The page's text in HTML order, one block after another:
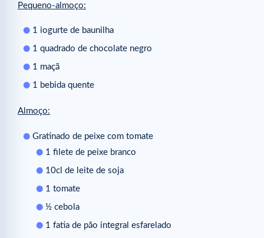
Pequeno-almoço:
1 iogurte de baunilha
1 quadrado de chocolate negro
1 maçã
1 bebida quente
Almoço:
Gratinado de peixe com tomate
1 filete de peixe branco
10cl de leite de soja
1 tomate
½ cebola
1 fatia de pão integral esfarelado